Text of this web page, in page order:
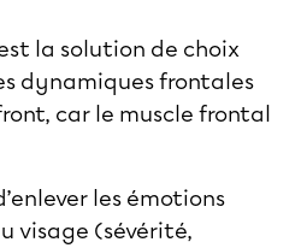
la solution de choix
dynamiques frontales
car le muscle frontal
les émotions
visage (sévérité,